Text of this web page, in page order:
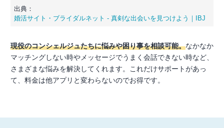
出典：
婚活サイト・ブライダルネット - 真剣な出会いを見つけよう｜IBJ
現役のコンシェルジュたちに悩みや困り事を相談可能。なかなか
マッチングしない時やメッセージでうまく会話できない時など、
さまざまな悩みを解決してくれます。これだけサポートがあっ
て、料金は他アプリと変わらないのでお得です。